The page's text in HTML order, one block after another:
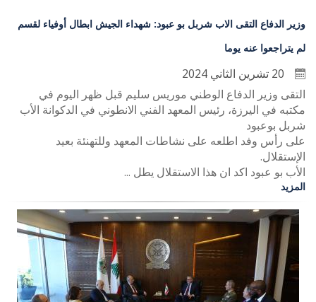
وزير الدفاع التقى الاب شربل بو عبود: شهداء الجيش ابطال أوفياء لقسم
لم يتراجعوا عنه يوما
التقى وزير الدفاع الوطني موريس سليم قبل ظهر اليوم في
مكتبه في اليرزة، رئيس المعهد الفني الانطوني في الدكوانة الأب
شربل بوعبود
على رأس وفد اطلعه على نشاطات المعهد وللتهنئة بعيد
الإستقلال.
الأب بو عبود اكد ان هذا الاستقلال يطل ...
المزيد